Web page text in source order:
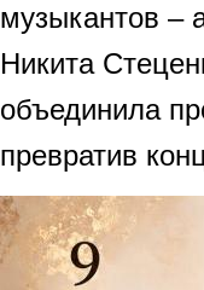
музыкантов –
Никита
объединила
превратив